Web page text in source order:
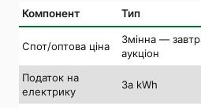
Компонент Тип
Спот/оптова ціна
Змінна —
аукціон
Податок на
електрику
За kWh